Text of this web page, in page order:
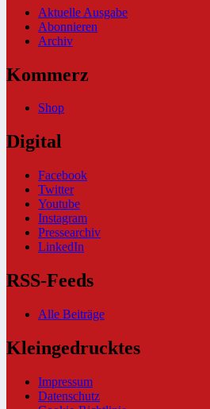
Aktuelle Ausgabe
Abonnieren
Archiv
Kommerz
Shop
Digital
Facebook
Twitter
Youtube
Instagram
Pressearchiv
LinkedIn
RSS-Feeds
Alle Beiträge
Kleingedrucktes
Impressum
Datenschutz